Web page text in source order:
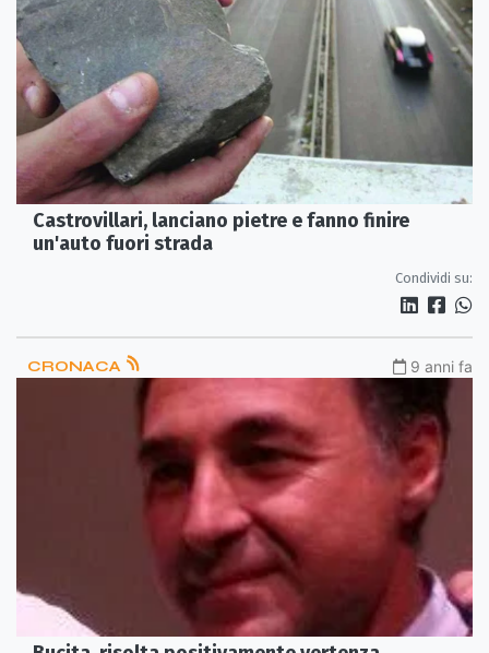
Castrovillari, lanciano pietre e fanno finire
un'auto fuori strada
Condividi su:
CRONACA 9 anni fa